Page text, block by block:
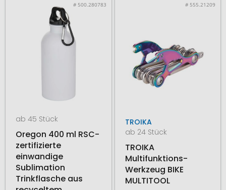
# 500.280783
ab 45 Stück
Oregon 400 ml RSC-
zertifizierte
einwandige
Sublimation
Trinkflasche aus
# 555.21209
TROIKA
ab 24 Stück
TROIKA
Multifunktions-
Werkzeug BIKE
MULTITOOL